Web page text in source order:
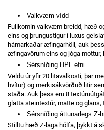
Valkvæm vídd
Fullkomin valkvæm breidd, hæð
eins og þrungustigur í luxus
hámarkaðar æfingarhöll, auk
æfingavörum eins og jóga
Sérsníðing HPL efni
Veldu úr yfir 20 litavalkosti, þar
hvítur) og merkisákvörðuð litir
staða. Auk þess eru 8
glatta steintextúr, matte og
Sérsníðing áttunarlegs Z-
Stilltu hæð Z-laga hólfa, þykkt á